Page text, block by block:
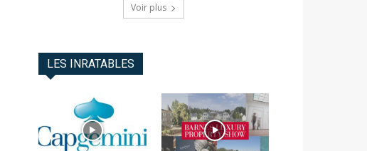
Voir plus
LES INRATABLES